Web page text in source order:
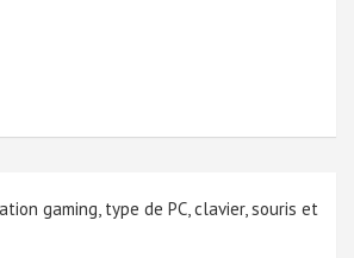
gaming, type de PC, clavier, souris et